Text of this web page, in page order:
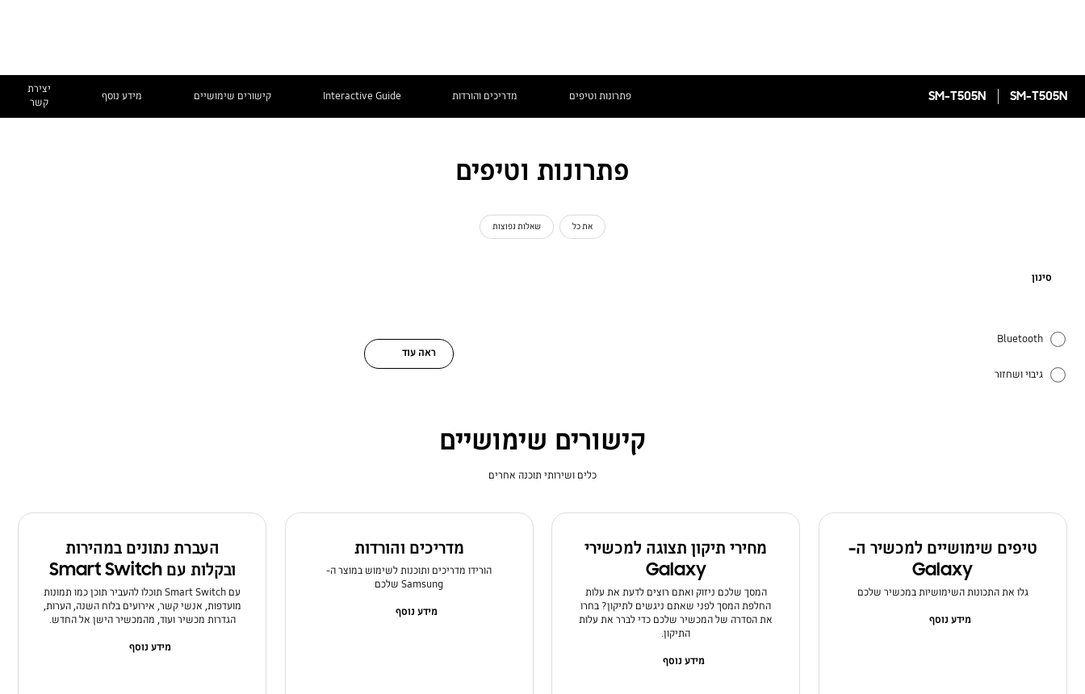
SM-T505N
SM-T505N פתרונות וטיפים מדריכים והורדות Interactive Guide קישורים שימושיים מידע נוסף
יצירת
קשר
פתרונות וטיפים
את כל שאלות נפוצות
סינון
Bluetooth
גיבוי ושחזור
יישומים
יישומי סמסונג
ראה עוד
קישורים שימושיים
כלים ושירותי תוכנה אחרים
טיפים שימושיים למכשיר ה-
Galaxy
גלו את התכונות השימושיות במכשיר שלכם
מידע נוסף
מחירי תיקון תצוגה למכשירי
Galaxy
המסך שלכם ניזוק ואתם רוצים לדעת את עלות
החלפת המסך לפני שאתם ניגשים לתיקון? בחרו
את הסדרה של המכשיר שלכם כדי לברר את עלות
התיקון.
מידע נוסף
מדריכים והורדות
הורידו מדריכים ותוכנות לשימוש במוצר ה-
Samsung שלכם
מידע נוסף
העברת נתונים במהירות
ובקלות עם Smart Switch
עם Smart Switch תוכלו להעביר תוכן כמו תמונות
מועדפות, אנשי קשר, אירועים בלוח השנה, הערות,
הגדרות מכשיר ועוד, מהמכשיר הישן אל החדש.
מידע נוסף